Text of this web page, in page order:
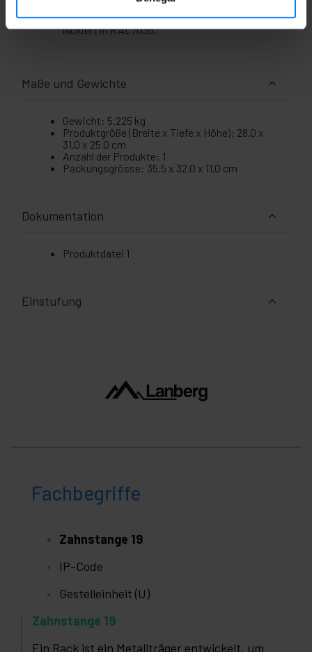
Gehäuse aus 1,2 mm dickem SPCC-Stahl, weiß
lackiert in RAL7035.
Maße und Gewichte
Gewicht: 5.225 kg
Produktgröße (Breite x Tiefe x Höhe): 28.0 x
31.0 x 25.0 cm
Anzahl der Produkte: 1
Packungsgrösse: 35.5 x 32.0 x 11.0 cm
Dokumentation
Produktdatei 1
Einstufung
Fachbegriffe
Zahnstange 19
IP-Code
Gestelleinheit (U)
Zahnstange 19
Ein Rack ist ein Metallträger entwickelt, um